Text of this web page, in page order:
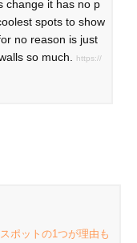
change it has no p
spots to show
no reason is just
so much.
https://
ポットの1つが理由も